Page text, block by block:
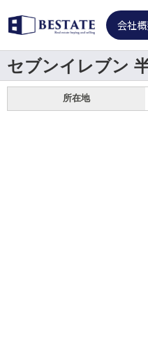
会社
セブンイレブン
所在地